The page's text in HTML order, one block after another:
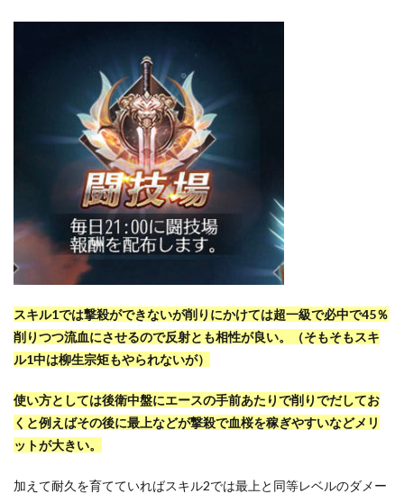
スキル1では撃殺ができないが削りにかけては超一級で必中で45％
削りつつ流血にさせるので反射とも相性が良い。（そもそもスキ
ル1中は柳生宗矩もやられないが）
使い方としては後衛中盤にエースの手前あたりで削りでだしてお
くと例えばその後に最上などが撃殺で血桜を稼ぎやすいなどメリ
ットが大きい。
加えて耐久を育てていればスキル2では最上と同等レベルのダメー